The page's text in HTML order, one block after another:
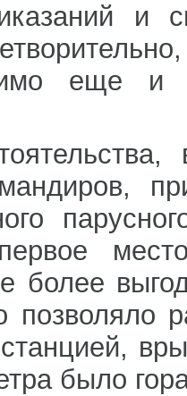
и
еще и
более
позволяло
было